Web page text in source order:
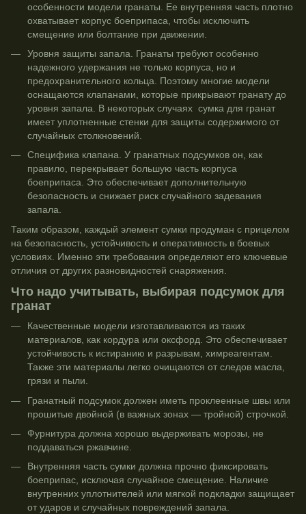
особенности модели гранаты. Ее внутренняя часть плотно
охватывает корпус боеприпаса, чтобы исключить
смещение или болтание при движении.
Уровня защиты запала. Гранаты требуют особенно
надежного удержания не только корпуса, но и
предохранительного кольца. Поэтому многие модели
оснащаются клапанами, которые прикрывают гранату до
уровня запала. В некоторых случаях сумка для гранат
имеет уплотненные стенки для защиты содержимого от
случайных столкновений.
Специфика клапана. У гранатных подсумков он, как
правило, перекрывает большую часть корпуса
боеприпаса. Это обеспечивает дополнительную
безопасность и снижает риск случайного задевания
запала.
Таким образом, каждый элемент сумки продуман с прицелом
на безопасность, устойчивость и оперативность в боевых
условиях. Именно эти требования определяют его ключевые
отличия от других разновидностей снаряжения.
Что надо учитывать, выбирая подсумок для
гранат
Качественные модели изготавливаются из таких
материалов, как кордура или оксфорд. Это обеспечивает
устойчивость к истиранию и разрывам, химреагентам.
Также эти материалы легко очищаются от следов масла,
грязи и пыли.
Гранатный подсумок должен иметь проклеенные швы или
прошитые двойной (в важных зонах — тройной) строчкой.
Фурнитура должна хорошо выдерживать морозы, не
поддаваться ржавчине.
Внутренняя часть сумки должна прочно фиксировать
боеприпас, исключая случайное смещение. Наличие
внутренних уплотнителей или мягкой подкладки защищает
от ударов и случайных повреждений запала.